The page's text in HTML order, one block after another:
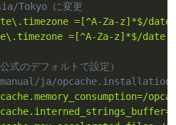
Tokyo に変更
=[^A-Za-z]*$/
=[^A-Za-z]*$/
式のデフォルトで設定）
ja/